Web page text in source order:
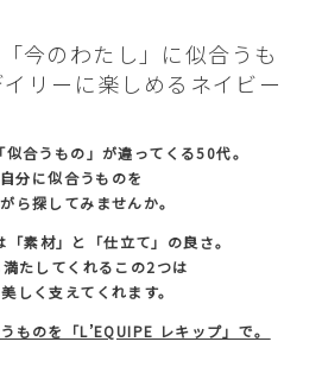
今のわたし」に似合うも
ーに楽しめるネイビー
似合うもの」が違ってくる50代。
分に似合うものを
ら探してみませんか。
素材」と「仕立て」の良さ。
たしてくれるこの2つは
しく支えてくれます。
ものを「L’EQUIPE レキップ」で。